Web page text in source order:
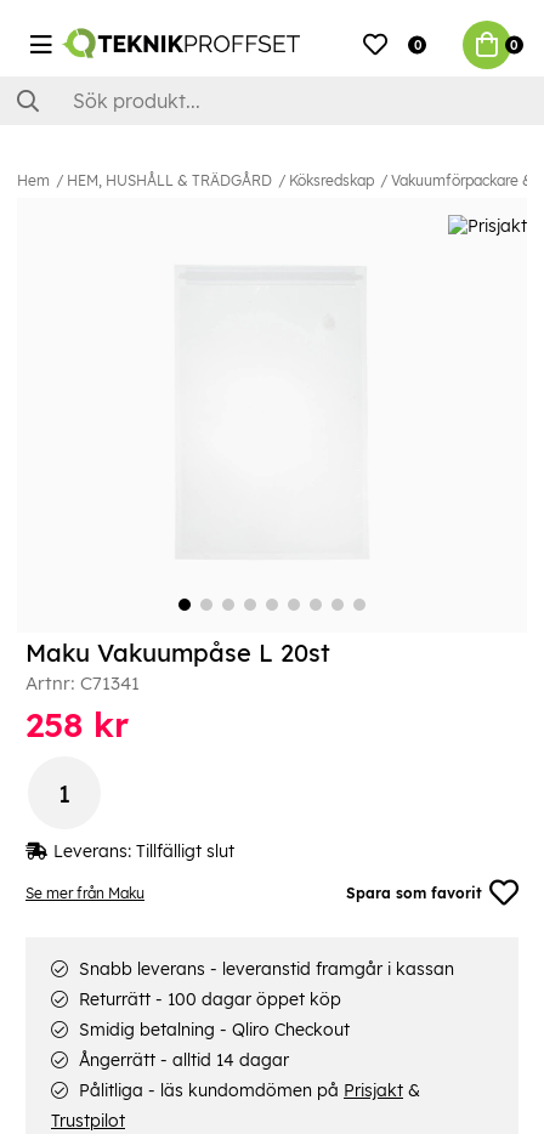
0 0
Hem HEM, HUSHÅLL & TRÄDGÅRD Köksredskap Vakuumförpackare &
Se mer från Maku Spara som favorit
Maku Vakuumpåse L 20st
Artnr: C71341
258 kr
Leverans: Tillfälligt slut
Snabb leverans - leveranstid framgår i kassan
Returrätt - 100 dagar öppet köp
Smidig betalning - Qliro Checkout
Ångerrätt - alltid 14 dagar
Pålitliga - läs kundomdömen på Prisjakt &
Trustpilot